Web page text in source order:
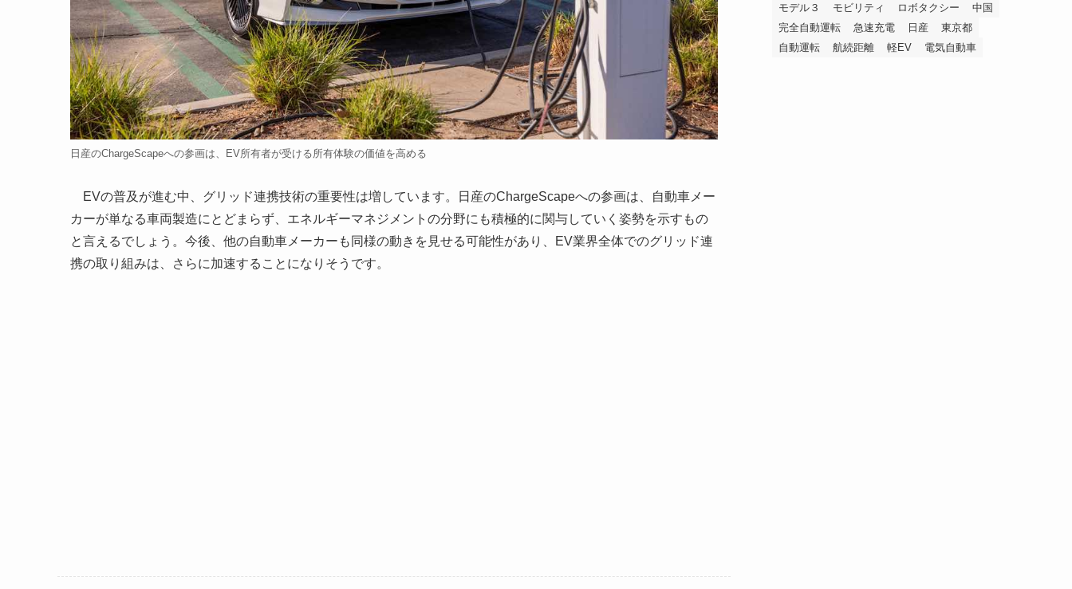
日産のChargeScapeへの参画は、EV所有者が受ける所有体験の価値を高める
EVの普及が進む中、グリッド連携技術の重要性は増しています。日産のChargeScapeへの参画は、自動車メー
カーが単なる車両製造にとどまらず、エネルギーマネジメントの分野にも積極的に関与していく姿勢を示すもの
と言えるでしょう。今後、他の自動車メーカーも同様の動きを見せる可能性があり、EV業界全体でのグリッド連
携の取り組みは、さらに加速することになりそうです。
モデル３
モビリティ ロボタクシー
中国
完全自動運転
急速充電 日産
東京都
自動運転
航続距離 軽EV 電気自動車